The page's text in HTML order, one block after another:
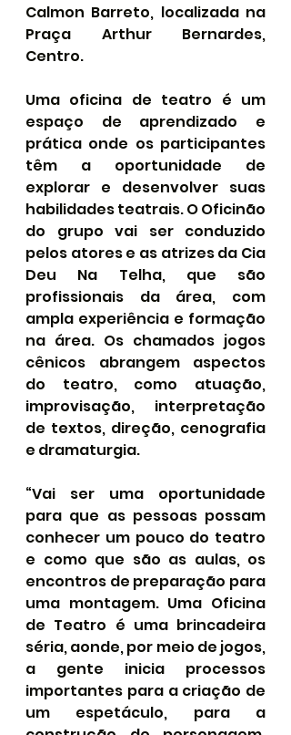
Calmon Barreto, localizada na
Praça Arthur Bernardes,
Centro.
Uma oficina de teatro é um
espaço de aprendizado e
prática onde os participantes
têm a oportunidade de
explorar e desenvolver suas
habilidades teatrais. O Oficinão
do grupo vai ser conduzido
pelos atores e as atrizes da Cia
Deu Na Telha, que são
profissionais da área, com
ampla experiência e formação
na área. Os chamados jogos
cênicos abrangem aspectos
do teatro, como atuação,
improvisação, interpretação
de textos, direção, cenografia
e dramaturgia.
“Vai ser uma oportunidade
para que as pessoas possam
conhecer um pouco do teatro
e como que são as aulas, os
encontros de preparação para
uma montagem. Uma Oficina
de Teatro é uma brincadeira
séria, aonde, por meio de jogos,
a gente inicia processos
importantes para a criação de
um espetáculo, para a